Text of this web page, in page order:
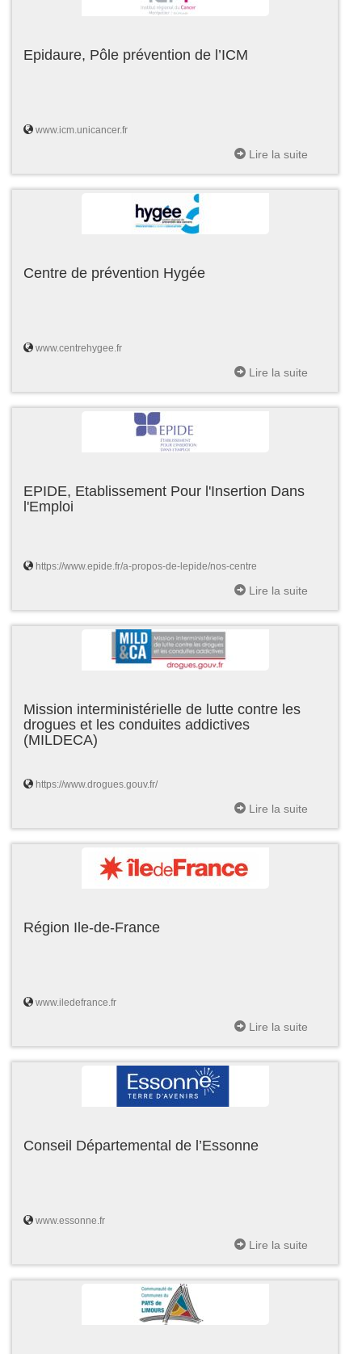
Epidaure, Pôle prévention de l’ICM
www.icm.unicancer.fr
Lire la suite
Centre de prévention Hygée
www.centrehygee.fr
Lire la suite
EPIDE, Etablissement Pour l'Insertion Dans
l'Emploi
https://www.epide.fr/a-propos-de-lepide/nos-centre
Lire la suite
Mission interministérielle de lutte contre les
drogues et les conduites addictives
(MILDECA)
https://www.drogues.gouv.fr/
Lire la suite
Région Ile-de-France
www.iledefrance.fr
Lire la suite
Conseil Départemental de l’Essonne
www.essonne.fr
Lire la suite